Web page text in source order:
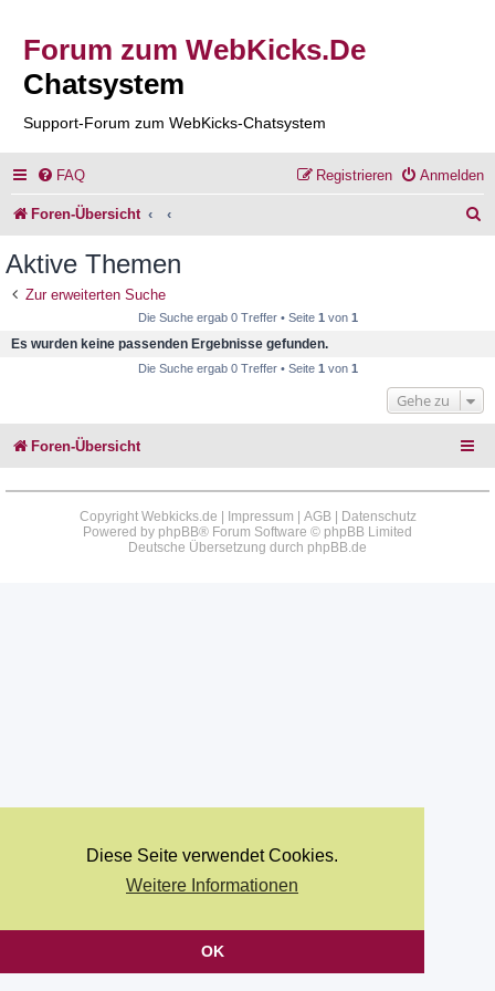
Diese Seite verwendet Cookies.
Weitere Informationen
OK
Forum zum WebKicks.De
Chatsystem
Support-Forum zum WebKicks-Chatsystem
FAQ Anmelden
Registrieren
Foren-Übersicht
Aktive Themen
Zur erweiterten Suche
Die Suche ergab 0 Treffer • Seite 1 von 1
Es wurden keine passenden Ergebnisse gefunden.
Die Suche ergab 0 Treffer • Seite 1 von 1
Gehe zu
Foren-Übersicht
Copyright Webkicks.de | Impressum AGB|
Datenschutz
Powered by phpBB® Forum Software © phpBB Limited
Deutsche Übersetzung durch phpBB.de